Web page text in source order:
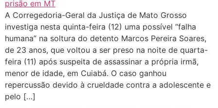
A Corregedoria-Geral da Justiça de Mato Grosso
investiga nesta quinta-feira (12) uma possível “falha
humana” na soltura do detento Marcos Pereira Soares,
de 23 anos, que voltou a ser preso na noite de quarta-
feira (11) após suspeita de assassinar a própria irmã,
menor de idade, em Cuiabá. O caso ganhou
repercussão devido à crueldade contra a adolescente e
pelo […]